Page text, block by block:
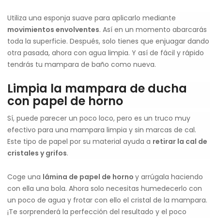
Utiliza una esponja suave para aplicarlo mediante
movimientos envolventes. Así en un momento abarcarás
toda la superficie. Después, solo tienes que enjuagar dando
otra pasada, ahora con agua limpia. Y así de fácil y rápido
tendrás tu mampara de baño como nueva.
Limpia la mampara de ducha
con papel de horno
Sí, puede parecer un poco loco, pero es un truco muy
efectivo para una mampara limpia y sin marcas de cal.
Este tipo de papel por su material ayuda a retirar la cal de
cristales y grifos.
Coge una lámina de papel de horno y arrúgala haciendo
con ella una bola. Ahora solo necesitas humedecerlo con
un poco de agua y frotar con ello el cristal de la mampara.
¡Te sorprenderá la perfección del resultado y el poco